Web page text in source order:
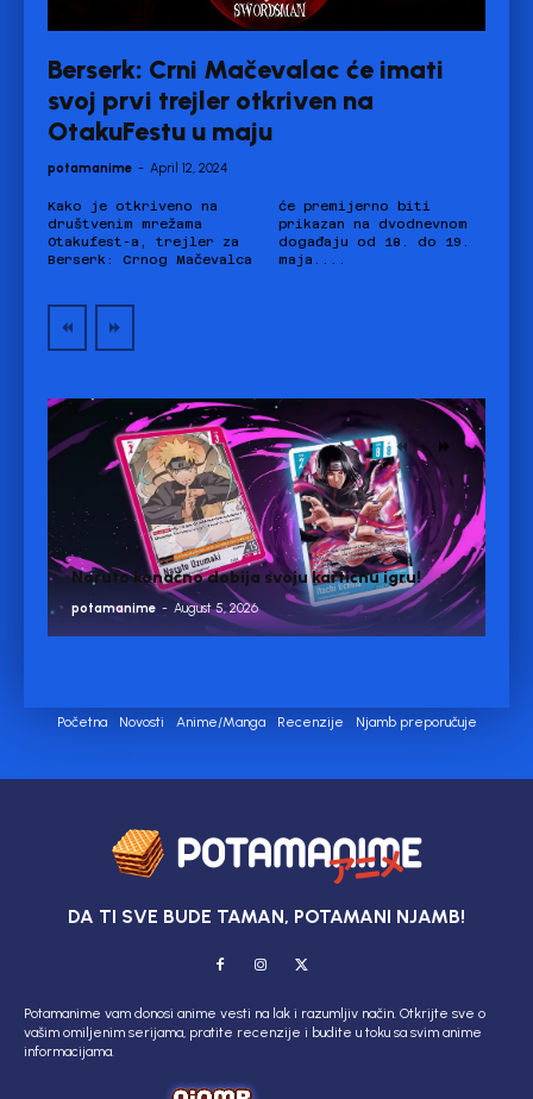
Berserk: Crni Mačevalac će imati
svoj prvi trejler otkriven na
OtakuFestu u maju
potamanime - April 12, 2024
Kako je otkriveno na
društvenim mrežama
Otakufest-a, trejler za
Berserk: Crnog Mačevalca
će premijerno biti
prikazan na dvodnevnom
događaju od 18. do 19.
maja....
Naruto konačno dobija svoju kartičnu igru!
potamanime - August 5, 2026
Početna Novosti Anime/Manga Recenzije Njamb preporučuje
DA TI SVE BUDE TAMAN, POTAMANI NJAMB!
Potamanime vam donosi anime vesti na lak i razumljiv način. Otkrijte sve o
vašim omiljenim serijama, pratite recenzije i budite u toku sa svim anime
informacijama.